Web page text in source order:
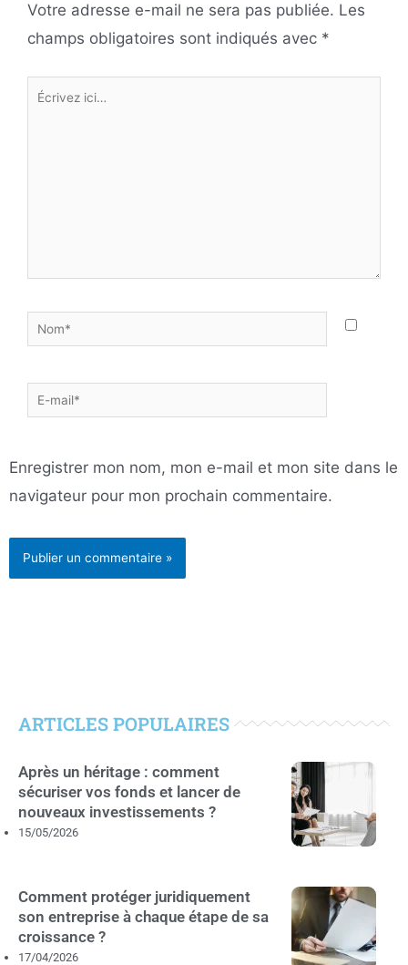
Votre adresse e-mail ne sera pas publiée. Les
champs obligatoires sont indiqués avec *
Écrivez
Nom*
E-
mail*
Enregistrer mon nom, mon e-mail et mon site dans le
navigateur pour mon prochain commentaire.
ARTICLES POPULAIRES
Après un héritage : comment
sécuriser vos fonds et lancer de
nouveaux investissements ?
15/05/2026
Comment protéger juridiquement
son entreprise à chaque étape de sa
croissance ?
17/04/2026